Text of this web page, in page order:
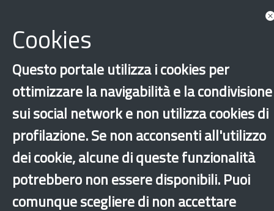
›×
Cookies
Questo portale utilizza i cookies per
ottimizzare la navigabilità e la condivisione
sui social network e non utilizza cookies di
profilazione. Se non acconsenti all'utilizzo
dei cookie, alcune di queste funzionalità
potrebbero non essere disponibili. Puoi
comunque scegliere di non accettare